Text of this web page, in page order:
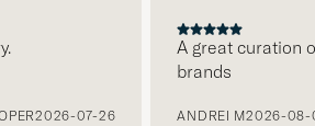
2026-07-26
A great curation
brands
ANDREI M2026-08-